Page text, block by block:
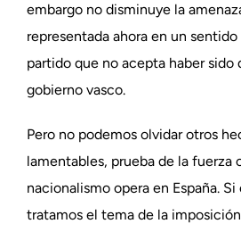
embargo no disminuye la
representada ahora en un
partido que no acepta haber sido
gobierno vasco.
Pero no podemos olvidar otros
lamentables, prueba de la fuerza
nacionalismo opera en España. Si
tratamos el tema de la